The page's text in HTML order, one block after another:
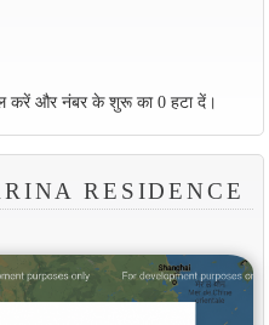
करें और नंबर के शुरू का 0 हटा दें।
RESIDENCE